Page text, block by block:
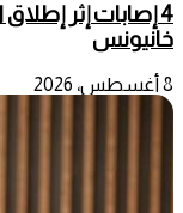
4 إصابات إثر
خانيونس
8 أغسطس، 2026